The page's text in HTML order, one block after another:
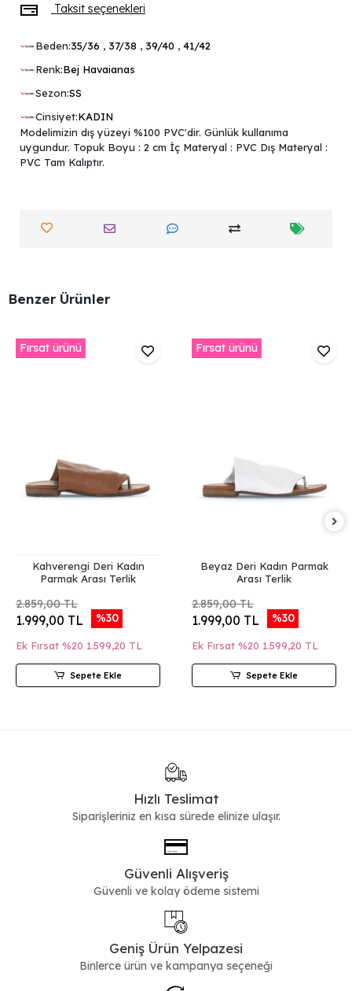
Taksit seçenekleri
Beden:35/36 , 37/38 , 39/40 , 41/42
Renk:Bej Havaianas
Sezon:SS
Cinsiyet:KADIN
Modelimizin dış yüzeyi %100 PVC'dir. Günlük kullanıma
uygundur. Topuk Boyu : 2 cm İç Materyal : PVC Dış Materyal :
PVC Tam Kalıptır.
Benzer Ürünler
Fırsat ürünü
Kahverengi Deri Kadın
Parmak Arası Terlik
2.859,00 TL
1.999,00 TL %30
Ek Fırsat %20 1.599,20 TL
Sepete Ekle
Fırsat ürünü
Beyaz Deri Kadın Parmak
Arası Terlik
2.859,00 TL
1.999,00 TL %30
Ek Fırsat %20 1.599,20 TL
Sepete Ekle
Hızlı Teslimat
Siparişleriniz en kısa sürede elinize ulaşır.
Güvenli Alışveriş
Güvenli ve kolay ödeme sistemi
Geniş Ürün Yelpazesi
Binlerce ürün ve kampanya seçeneği